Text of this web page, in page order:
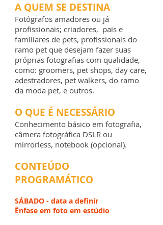
A QUEM SE DESTINA
Fotógrafos amadores ou já
profissionais; criadores, pais e
familiares de pets, profissionais do
ramo pet que desejam fazer suas
próprias fotografias com qualidade,
como: groomers, pet shops, day care,
adestradores, pet walkers, do ramo
da moda pet, e outros.
O QUE É NECESSÁRIO
Conhecimento básico em fotografia,
câmera fotográfica DSLR ou
mirrorless, notebook (opcional).
CONTEÚDO
PROGRAMÁTICO
SÁBADO - data a definir
Ênfase em foto em estúdio